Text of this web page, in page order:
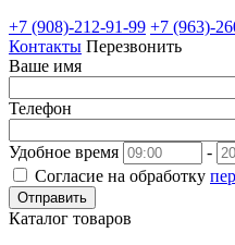
+7 (908)-212-91-99 +7 (963)-
Контакты Перезвонить
Ваше имя
Телефон
Удобное время
-
Согласие на обработку
Отправить
Каталог товаров